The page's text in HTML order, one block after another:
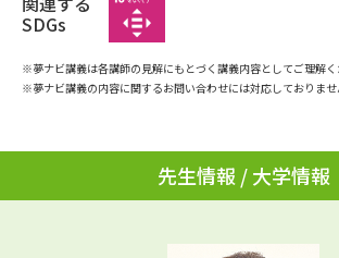
資料の料金の
お支払いについて
テレメール
お支払いサイト
個人情報取扱
SDGs
※夢ナビ講義は各講師の見解にもとづく講義内容としてご理解く
※夢ナビ講義の内容に関するお問い合わせには対応しておりませ
先生情報 / 大学情報